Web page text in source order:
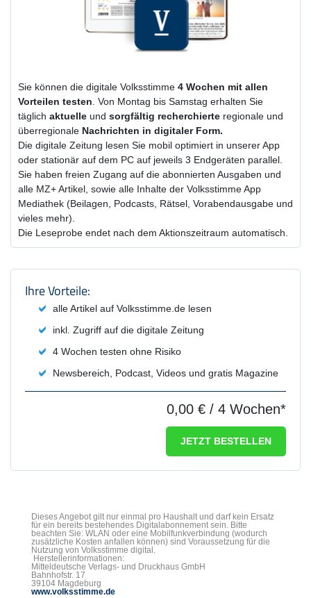
Sie können die digitale Volksstimme 4 Wochen mit allen
Vorteilen testen . Von Montag bis Samstag erhalten Sie
täglich aktuelle und sorgfältig recherchierte regionale und
überregionale Nachrichten in digitaler Form.
Die digitale Zeitung lesen Sie mobil optimiert in unserer App
oder stationär auf dem PC auf jeweils 3 Endgeräten parallel.
Sie haben freien Zugang auf die abonnierten Ausgaben und
alle MZ+ Artikel, sowie alle Inhalte der Volksstimme App
Mediathek (Beilagen, Podcasts, Rätsel, Vorabendausgabe und
vieles mehr).
Die Leseprobe endet nach dem Aktionszeitraum automatisch.
Produktzusammenfassung und
Ihre Vorteile:
alle Artikel auf Volksstimme.de lesen
inkl. Zugriff auf die digitale Zeitung
4 Wochen testen ohne Risiko
Newsbereich, Podcast, Videos und gratis Magazine
0,00 € / 4 Wochen*
JETZT BESTELLEN
Dieses Angebot gilt nur einmal pro Haushalt und darf kein Ersatz
für ein bereits bestehendes Digitalabonnement sein. Bitte
beachten Sie: WLAN oder eine Mobilfunkverbindung (wodurch
zusätzliche Kosten anfallen können) sind Voraussetzung für die
Nutzung von Volksstimme digital.
Herstellerinformationen:
Mitteldeutsche Verlags- und Druckhaus GmbH
Bahnhofstr. 17
39104 Magdeburg
www.volksstimme.de